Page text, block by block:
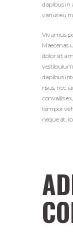
dapibus in
varius eu
Vivamus
Maecenas
dolor sit
vestibulum
dapibus
risus, nec
convallis
tempor
neque at,